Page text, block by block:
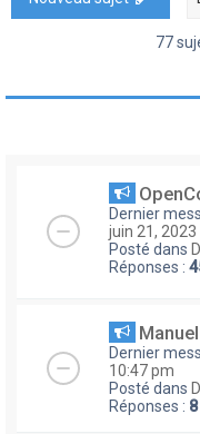
77
Dernier
juin 21,
Posté dans
Réponses :
Dernier
10:47 pm
Posté dans
Réponses : 8